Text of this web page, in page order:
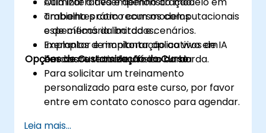
ambientes com recursos computacionais
e de memória limitados.
Implantar e monitorar aplicativos de IA
em casos reais de uso na borda.
Trabalho prático com modelos
específicos da borda e cenários.
Exemplos de implantação ao vivo em
hardware virtual ou físico da borda.
Opções de Customização do Curso
Para solicitar um treinamento
personalizado para este curso, por favor
entre em contato conosco para agendar.
Leia mais...